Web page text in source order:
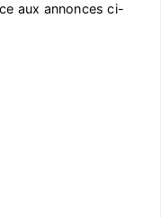
aux annonces ci-